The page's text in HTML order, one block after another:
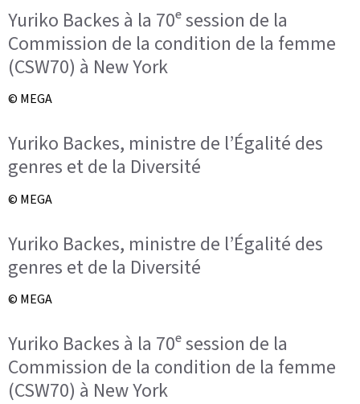
Yuriko Backes à la 70ᵉ session de la
Commission de la condition de la femme
(CSW70) à New York
© MEGA
Yuriko Backes, ministre de l’Égalité des
genres et de la Diversité
© MEGA
Yuriko Backes, ministre de l’Égalité des
genres et de la Diversité
© MEGA
Yuriko Backes à la 70ᵉ session de la
Commission de la condition de la femme
(CSW70) à New York